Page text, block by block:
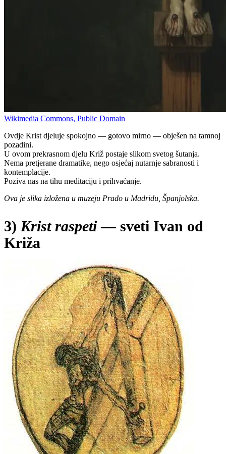
Wikimedia Commons, Public Domain
Ovdje Krist djeluje spokojno — gotovo mirno — obješen na tamnoj
pozadini.
U ovom prekrasnom djelu Križ postaje slikom svetog šutanja.
Nema pretjerane dramatike, nego osjećaj nutarnje sabranosti i
kontemplacije.
Poziva nas na tihu meditaciju i prihvaćanje.
Ova je slika izložena u muzeju Prado u Madridu, Španjolska.
3) Krist raspeti— sveti Ivan od
Križa